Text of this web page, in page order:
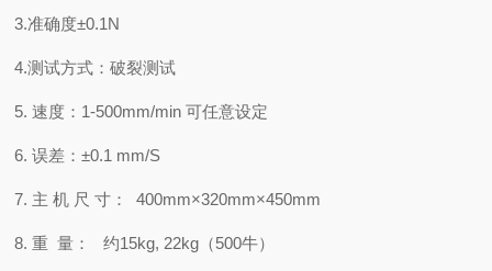
3.准确度±0.1N
4.测试方式：破裂测试
5. 速度：1-500mm/min 可任意设定
6. 误差：±0.1 mm/S
7. 主 机 尺 寸： 400mm×320mm×450mm
8. 重 量： 约15kg, 22kg（500牛）